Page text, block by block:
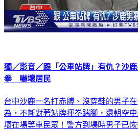
獨／影音／跟「公車站牌」有仇？沙
拳 嚇壞居民
台中沙鹿一名打赤膊、沒穿鞋的男子
為，不斷對著站牌揮拳踹腳，還朝空
壞在場等車民眾！警方到場時男子已